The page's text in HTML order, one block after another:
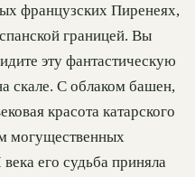
французских Пиренеях,
границей. Вы
эту фантастическую
скале. С облаком башен,
красота катарского
могущественных
его судьба приняла